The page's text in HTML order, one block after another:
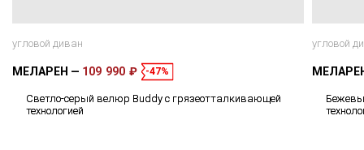
угловой диван
МЕЛАРЕН 109 990 ₽ -47%
Светло-серый велюр Buddy с грязеотталкивающей
технологией
угловой